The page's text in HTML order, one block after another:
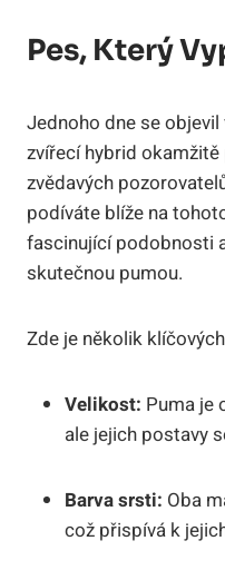
Pes, Který
Jednoho dne se
zvířecí hybrid
zvědavých
podíváte blíže na
fascinující podobnosti
skutečnou pumou.
Zde je několik
Velikost: Puma je
ale jejich postavy
Barva srsti: Oba
což přispívá k